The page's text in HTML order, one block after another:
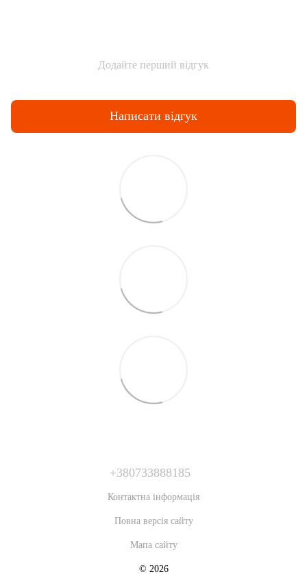
Додайте перший відгук
Написати відгук
+380733888185
Контактна інформація
Повна версія сайту
Мапа сайту
© 2026